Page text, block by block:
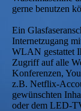
gerne benutzen
Ein
Internetzugang
WLAN gestattet
Zugriff auf alle
Konferenzen,
z.B. Netflix-
gewünschten
oder dem LED-